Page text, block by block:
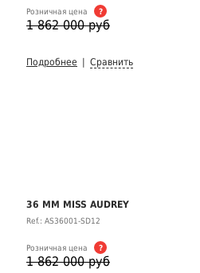
Розничная цена ?
1 862 000 руб
Подробнее Сравнить
36 MM MISS AUDREY
Ref.: AS36001-SD12
Розничная цена ?
1 862 000 руб